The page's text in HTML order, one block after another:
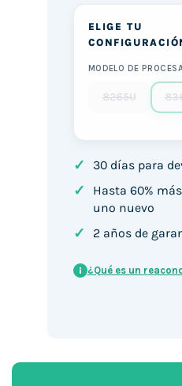
ELIGE TU
MODELO DE
8265U
✓ 30 días para
✓
Hasta 60%
uno nuevo
✓ 2 años de
i ¿Qué es un